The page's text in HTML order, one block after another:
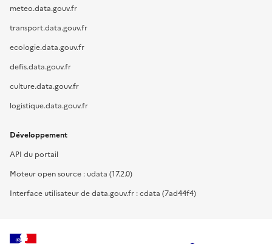
meteo.data.gouv.fr
transport.data.gouv.fr
ecologie.data.gouv.fr
defis.data.gouv.fr
culture.data.gouv.fr
logistique.data.gouv.fr
Développement
API du portail
Moteur open source : udata (17.2.0)
Interface utilisateur de data.gouv.fr : cdata (7ad44f4)